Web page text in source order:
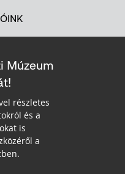
Múzeum
részletes
és a
is
a